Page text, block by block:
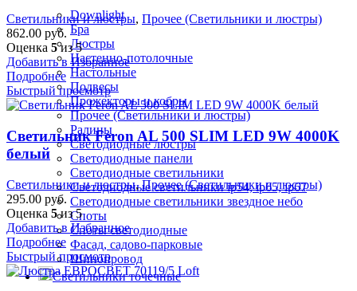
Downlight
Бра
Люстры
Настенно-потолочные
Настольные
Подвесы
Прожекторы и кобры
Прочее (Светильники и люстры)
Ралины
Светодиодные люстры
Светодиодные панели
Светодиодные светильники
Светодиодные светильники ip54, ip65, ip67
Светодиодные светильники звездное небо
Споты
Споты светодиодные
Фасад, садово-парковые
Шинопровод
Светильники точечные
Светильники и люстры, Прочее (Светильники и люстры)
862.00 руб.
Оценка 5из 5
Добавить в Избранное
Подробнее
Быстрый просмотр
Светильник Feron AL 500 SLIM LED 9W 4000K
белый
Светильники и люстры,Прочее (Светильники и люстры)
295.00 руб.
Оценка 5из 5
Добавить в Избранное
Подробнее
Быстрый просмотр